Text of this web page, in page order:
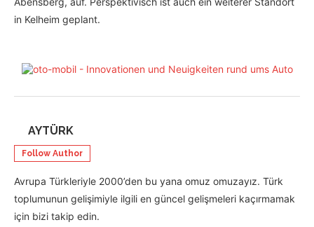
in Kelheim geplant.
AYTÜRK
Follow Author
Avrupa Türkleriyle 2000’den bu yana omuz omuzayız. Türk
toplumunun gelişimiyle ilgili en güncel gelişmeleri kaçırmamak
için bizi takip edin.